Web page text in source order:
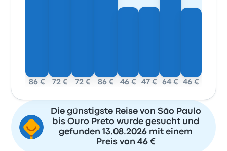
86 € 72 € 72 € 86 € 46 € 47 € 64 € 46 €
Die günstigste Reise von São Paulo
bis Ouro Preto wurde gesucht und
gefunden 13.08.2026 mit einem
Preis von 46 €